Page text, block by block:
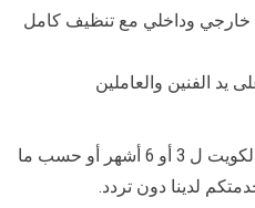
خارجي وداخلي مع تنظيف كامل
الفنين والعاملين
هذا ونقدم عقود غسيل سيارات الكويت ل 3 أو 6 أشهر أو حسب ما
لدينا دون تردد.